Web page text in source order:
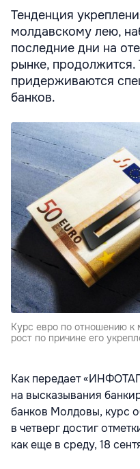
Тенденция
молдавскому лею,
последние дни на
рынке, продолжится.
придерживаются
банков.
Курс евро по отношению
рост по причине его
Как передает
на высказывания
банков Молдовы, курс
в четверг достиг
как еще в среду, 18